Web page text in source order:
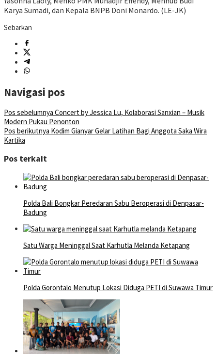
Karya Sumadi, dan Kepala BNPB Doni Monardo. (LE-JK)
Sebarkan
Navigasi pos
Pos sebelumnya Concert by Jessica Lu, Kolaborasi Sanxian – Musik
Modern Pukau Penonton
Pos berikutnya Kodim Gianyar Gelar Latihan Bagi Anggota Saka Wira
Kartika
Pos terkait
Polda Bali Bongkar Peredaran Sabu Beroperasi di Denpasar-
Badung
Satu Warga Meninggal Saat Karhutla Melanda Ketapang
Polda Gorontalo Menutup Lokasi Diduga PETI di Suwawa Timur